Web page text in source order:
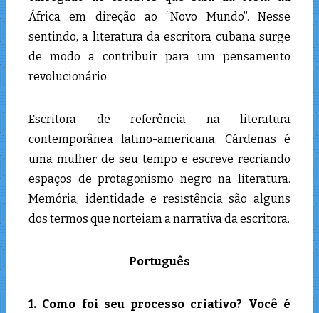
África em direção ao “Novo Mundo”. Nesse
sentindo, a literatura da escritora cubana surge
de modo a contribuir para um pensamento
revolucionário.
Escritora de referência na literatura
contemporânea latino-americana, Cárdenas é
uma mulher de seu tempo e escreve recriando
espaços de protagonismo negro na literatura.
Memória, identidade e resistência são alguns
dos termos que norteiam a narrativa da escritora.
Português
1. Como foi seu processo criativo? Você é